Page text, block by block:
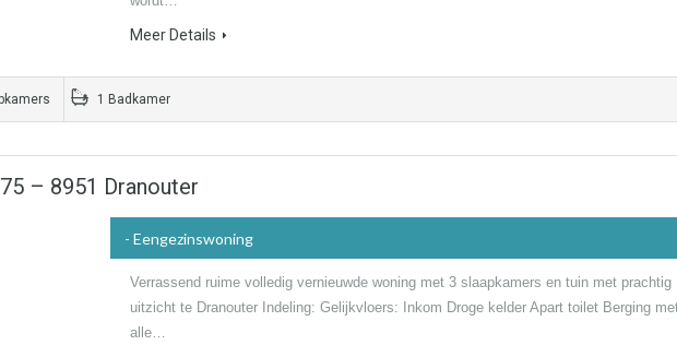
Meer Details
1 Badkamer
– 8951 Dranouter
- Eengezinswoning
Verrassend ruime volledig vernieuwde woning met 3 slaapkamers en tuin met prachtig
uitzicht te Dranouter Indeling: Gelijkvloers: Inkom Droge kelder Apart toilet Berging
alle…